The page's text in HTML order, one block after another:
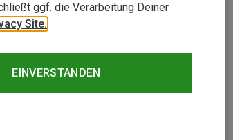
ggf. die Verarbeitung Deiner
Site.
EINVERSTANDEN